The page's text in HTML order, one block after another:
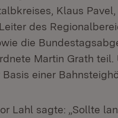
Klaus
des
die
Martin Grath
einer
Lahl sagte: „Sollte